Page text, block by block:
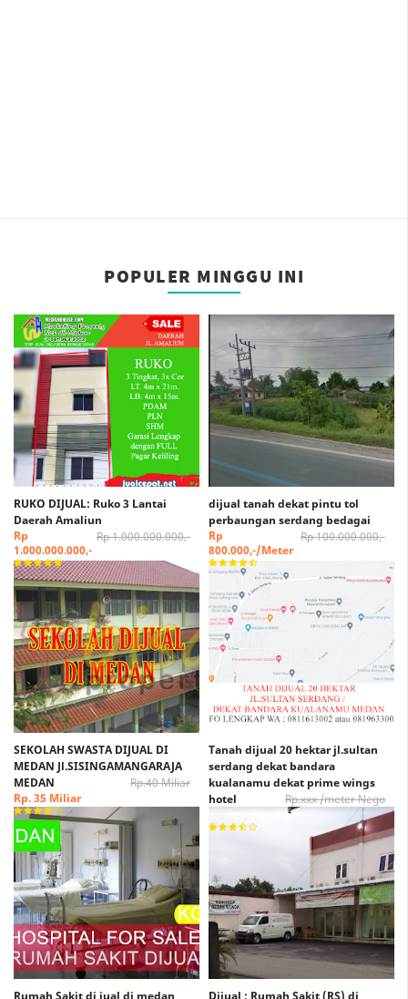
POPULER MINGGU INI
RUKO DIJUAL: Ruko 3 Lantai
Daerah Amaliun
Rp 1.000.000.000,-
Rp
1.000.000.000,-
dijual tanah dekat pintu tol
perbaungan serdang bedagai
Rp 100.000.000,-
Rp
800.000,-/Meter
SEKOLAH SWASTA DIJUAL DI
MEDAN Jl.SISINGAMANGARAJA
MEDAN
Rp.40 Miliar
Rp. 35 Miliar
Tanah dijual 20 hektar jl.sultan
serdang dekat bandara
kualanamu dekat prime wings
hotel
Rp.xxx /meter Nego
Rp. xxx /Meter Nego